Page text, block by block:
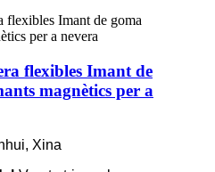
flexibles Imant de
magnètics per a
Xina